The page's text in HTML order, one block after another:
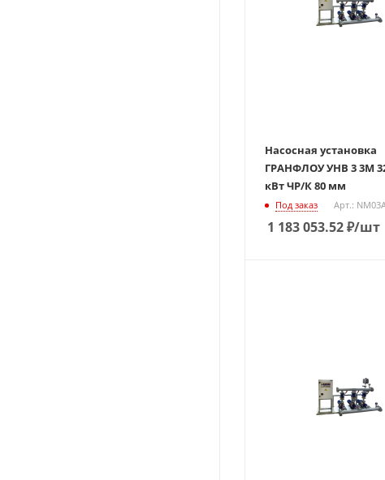
Насосная установка
ГРАНФЛОУ УНВ 3 3М
кВт ЧР/К 80 мм
Под заказ Арт.:
1 183 053.52₽/шт